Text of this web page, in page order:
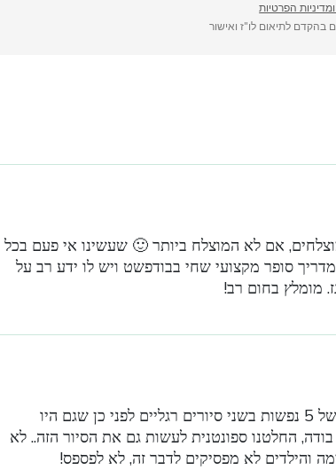
הפרטיות
בהקדם לתיאום לו"ז ואישור
אם לא המוצלח ביותר 🙂 שעשינו אי פעם בכל
סופר מקצועי שחי בבודפשט ויש לו ידע רב על
מומלץ בחום רב!
חוויה לא רגילה, בהחלט מהנה!!! היינו משפחה של 5 נפשות בשני סיורים רגליים לפני כן שגם היו
החלטנו ספונטנית לעשות גם את הסיור הזה.. לא
והילדים לא מפסיקים לדבר זה, לא לפספס!